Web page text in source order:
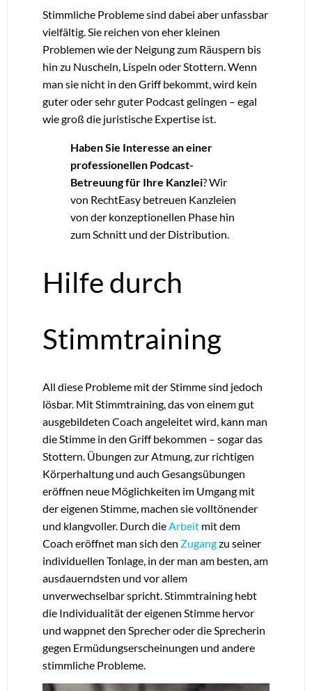
Stimmliche Probleme sind dabei aber unfassbar
vielfältig. Sie reichen von eher kleinen
Problemen wie der Neigung zum Räuspern bis
hin zu Nuscheln, Lispeln oder Stottern. Wenn
man sie nicht in den Griff bekommt, wird kein
guter oder sehr guter Podcast gelingen – egal
wie groß die juristische Expertise ist.
Haben Sie Interesse an einer
professionellen Podcast-
Betreuung für Ihre Kanzlei? Wir
von RechtEasy betreuen Kanzleien
von der konzeptionellen Phase hin
zum Schnitt und der Distribution.
Hilfe durch
Stimmtraining
All diese Probleme mit der Stimme sind jedoch
lösbar. Mit Stimmtraining, das von einem gut
ausgebildeten Coach angeleitet wird, kann man
die Stimme in den Griff bekommen – sogar das
Stottern. Übungen zur Atmung, zur richtigen
Körperhaltung und auch Gesangsübungen
eröffnen neue Möglichkeiten im Umgang mit
der eigenen Stimme, machen sie volltönender
und klangvoller. Durch die Arbeit mit dem
Coach eröffnet man sich den Zugangzu seiner
individuellen Tonlage, in der man am besten, am
ausdauerndsten und vor allem
unverwechselbar spricht. Stimmtraining hebt
die Individualität der eigenen Stimme hervor
und wappnet den Sprecher oder die Sprecherin
gegen Ermüdungserscheinungen und andere
stimmliche Probleme.